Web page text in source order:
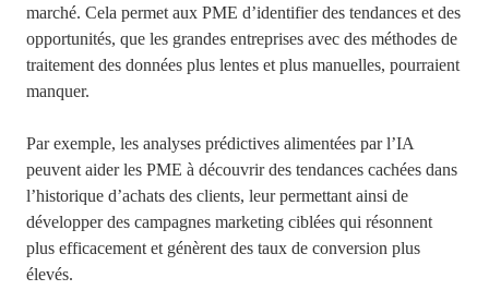
marché. Cela permet aux PME d’identifier des tendances et des
opportunités, que les grandes entreprises avec des méthodes de
traitement des données plus lentes et plus manuelles, pourraient
manquer.
Par exemple, les analyses prédictives alimentées par l’IA
peuvent aider les PME à découvrir des tendances cachées dans
l’historique d’achats des clients, leur permettant ainsi de
développer des campagnes marketing ciblées qui résonnent
plus efficacement et génèrent des taux de conversion plus
élevés.